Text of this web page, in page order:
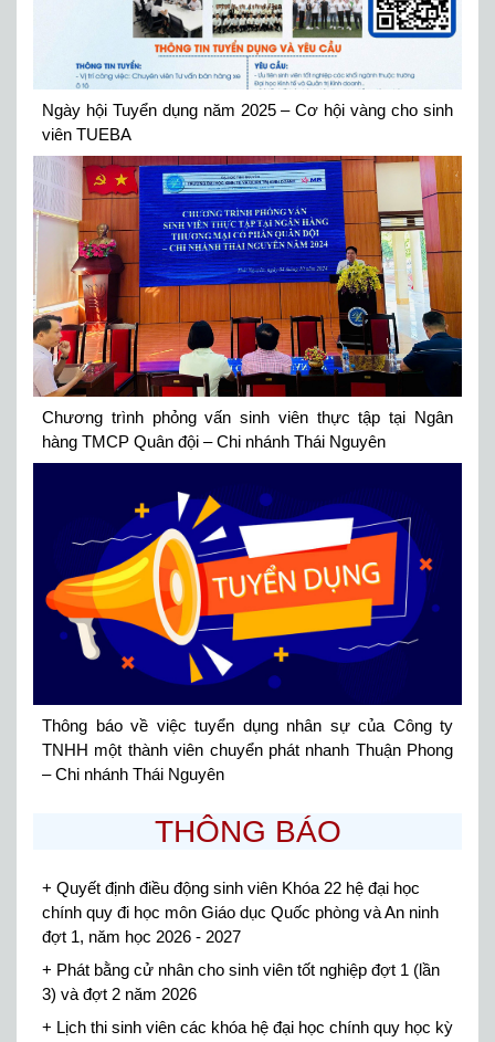
Ngày hội Tuyển dụng năm 2025 – Cơ hội vàng cho sinh
viên TUEBA
Chương trình phỏng vấn sinh viên thực tập tại Ngân
hàng TMCP Quân đội – Chi nhánh Thái Nguyên
Thông báo về việc tuyển dụng nhân sự của Công ty
TNHH một thành viên chuyển phát nhanh Thuận Phong
– Chi nhánh Thái Nguyên
THÔNG BÁO
+ Quyết định điều động sinh viên Khóa 22 hệ đại học
chính quy đi học môn Giáo dục Quốc phòng và An ninh
đợt 1, năm học 2026 - 2027
+ Phát bằng cử nhân cho sinh viên tốt nghiệp đợt 1 (lần
3) và đợt 2 năm 2026
+ Lịch thi sinh viên các khóa hệ đại học chính quy học kỳ